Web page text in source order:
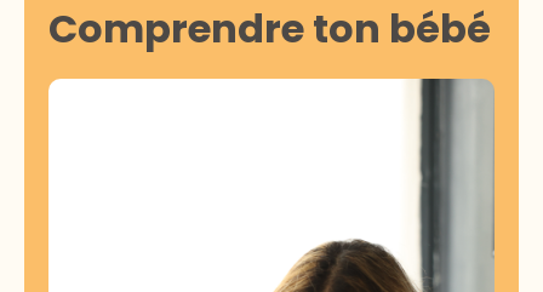
Comprendre ton bébé